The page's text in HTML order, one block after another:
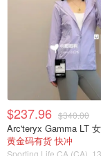
$237.96 $340.00
Arc'teryx Gamma LT
黄金码有货 快冲
Sporting Life CA (CA)